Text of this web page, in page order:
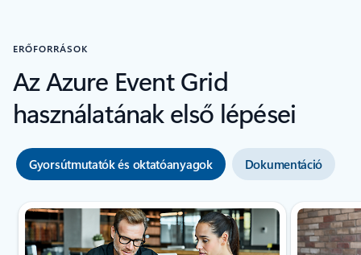
ERŐFORRÁSOK
Az Azure Event Grid
használatának első lépései
Gyorsútmutatók és oktatóanyagok Dokumentáció
Az Erőforrások – Gyorsútmutatók és oktatóanyagok lapszakasz